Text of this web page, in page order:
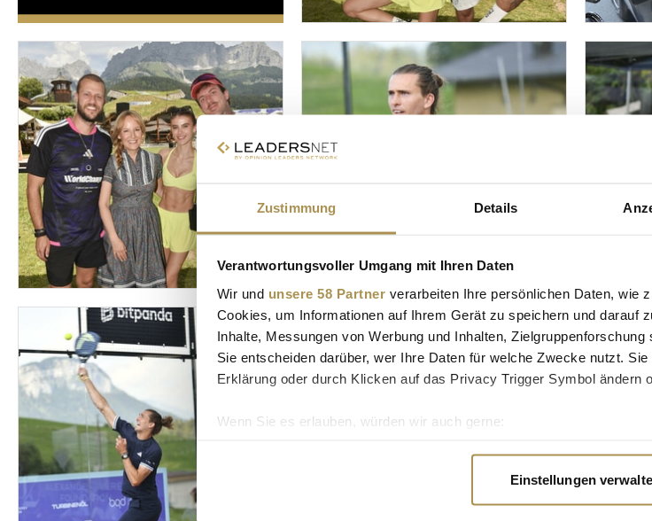
Zustimmung Details
Verantwortungsvoller Umgang mit Ihren Daten
Wir und unsere 58 Partner verarbeiten Ihre persönlichen Daten, wie
Cookies, um Informationen auf Ihrem Gerät zu speichern und darauf
Inhalte, Messungen von Werbung und Inhalten,
Sie entscheiden darüber, wer Ihre Daten für welche Zwecke nutzt.
Erklärung oder durch Klicken auf das Privacy Trigger Symbol ändern
Wenn Sie es erlauben, würden wir auch gerne:
Erfahren Sie mehr darüber, wie Ihre persönlichen Daten verarbeitet
Einstellungen